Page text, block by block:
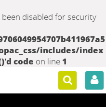
disabled for security
includes/index
code on line 1